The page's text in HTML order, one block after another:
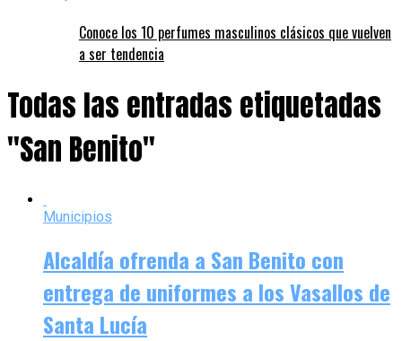
Conoce los 10 perfumes masculinos clásicos que vuelven
a ser tendencia
Todas las entradas etiquetadas
"San Benito"
Municipios
Alcaldía ofrenda a San Benito con
entrega de uniformes a los Vasallos de
Santa Lucía